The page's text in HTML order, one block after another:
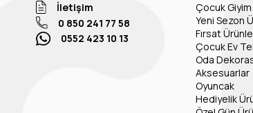
İletişim
0 850 241 77 58
0552 423 10 13
Çocuk Giyim
Yeni Sezon
Fırsat
Çocuk Ev
Oda
Aksesuarlar
Oyuncak
Hediyelik